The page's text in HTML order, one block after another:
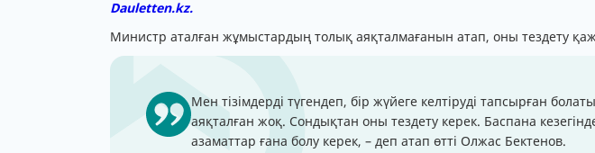
Dauletten.kz.
Министр аталған жұмыстардың толық аяқталмағанын атап, оны тездету
Мен тізімдерді түгендеп, бір жүйеге келтіруді тапсырған
аяқталған жоқ. Сондықтан оны тездету керек. Баспана
азаматтар ғана болу керек, – деп атап өтті Олжас Бектенов.